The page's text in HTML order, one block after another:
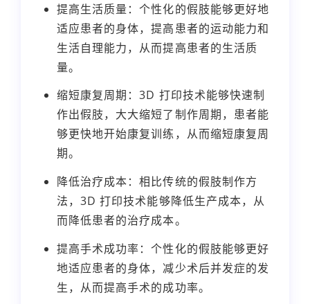
提高生活质量：个性化的假肢能够更好地
适应患者的身体，提高患者的运动能力和
生活自理能力，从而提高患者的生活质
量。
缩短康复周期：3D 打印技术能够快速制
作出假肢，大大缩短了制作周期，患者能
够更快地开始康复训练，从而缩短康复周
期。
降低治疗成本：相比传统的假肢制作方
法，3D 打印技术能够降低生产成本，从
而降低患者的治疗成本。
提高手术成功率：个性化的假肢能够更好
地适应患者的身体，减少术后并发症的发
生，从而提高手术的成功率。